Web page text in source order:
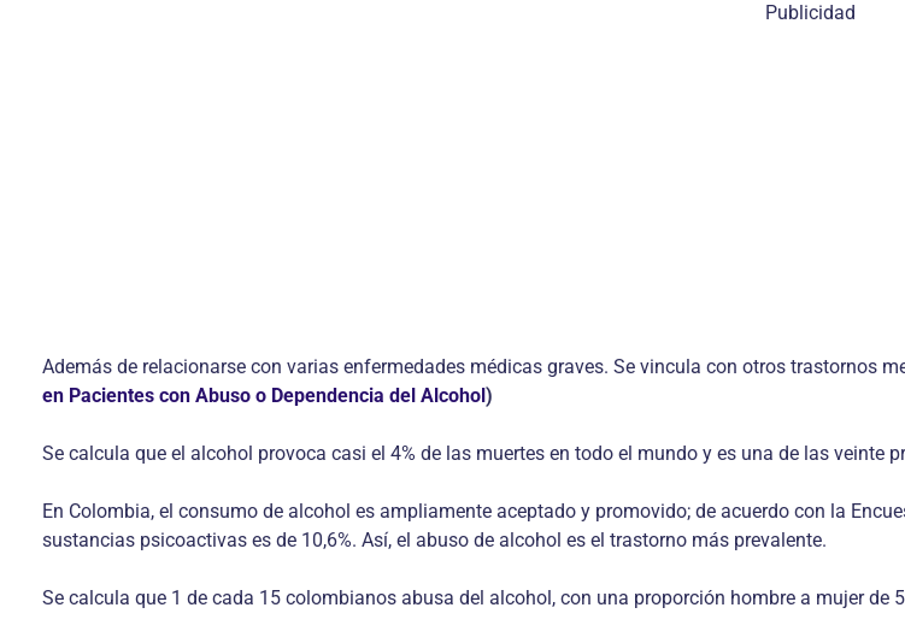
Publicidad
Además de relacionarse con varias enfermedades médicas graves. Se vincula con otros tras­tornos
en Pacientes con Abuso o Dependencia del Alcohol)
Se calcula que el alcohol provoca casi el 4% de las muertes en todo el mundo y es una de las
En Colombia, el consumo de alcohol es ampliamente aceptado y promovido; de acuerdo con la
sustancias psicoactivas es de 10,6%. Así, el abuso de alcohol es el trastorno más prevalente.
Se calcula que 1 de cada 15 colombianos abusa del alcohol, con una proporción hombre a mujer de